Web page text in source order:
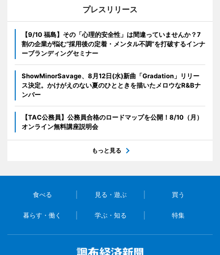
プレスリリース
【9/10 福島】その「心理的安全性」は間違っていませんか？7
割の企業が悩む“採用後の定着・メンタル不調”を打破するインナ
ーブランディングセミナー
ShowMinorSavage、8月12日(水)新曲「Gradation」リリー
ス決定。かけがえのない夏のひとときを描いたメロウなR&Bナ
ンバー
【TAC公務員】公務員合格のロードマップを公開！8/10（月）
オンライン無料講座説明会
もっと見る
食べる 見る・遊ぶ 買う
暮らす・働く 学ぶ・知る 特集